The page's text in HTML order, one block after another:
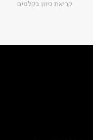
קריאת כיוון בקלפים